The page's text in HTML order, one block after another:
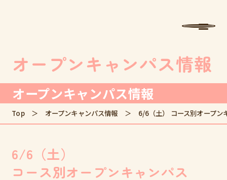
学校法人中村学園 専門学校ちば愛犬動物フラワー学園
MENU
オープンキャンパス情報
オープンキャンパス情報
Top オープンキャンパス情報 6/6（土） コース別オープン
6/6（土）
コース別オープンキャンパス